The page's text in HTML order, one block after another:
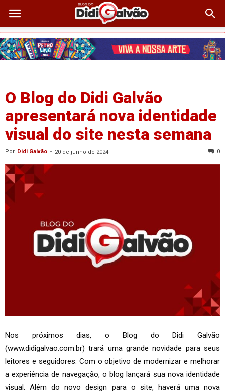
O Blog do Didi Galvão
apresentará nova identidade
visual do site nesta semana
Por Didi Galvão - 20 de junho de 2024 0
Nos próximos dias, o Blog do Didi Galvão
(www.didigalvao.com.br) trará uma grande novidade para seus
leitores e seguidores. Com o objetivo de modernizar e melhorar
a experiência de navegação, o blog lançará sua nova identidade
visual. Além do novo design para o site, haverá uma nova